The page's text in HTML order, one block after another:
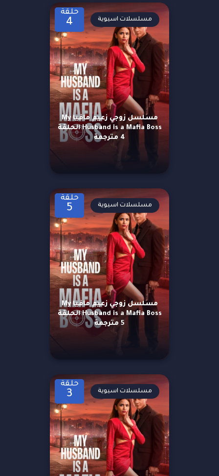
حلقة
4
مسلسل زوجي زعيم مافيا My
Husband is a Mafia Boss الحلقة
4 مترجمة
مسلسلات اسيوية
حلقة
5
مسلسل زوجي زعيم مافيا My
Husband is a Mafia Boss الحلقة
5 مترجمة
مسلسلات اسيوية
حلقة
3 مسلسلات اسيوية